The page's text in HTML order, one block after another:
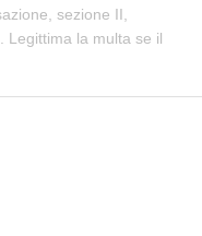
sezione II,
Legittima la multa se il